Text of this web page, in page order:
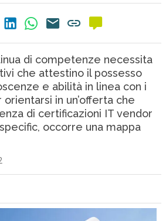
di competenze necessita
che attestino il possesso
e abilità in linea con i
orientarsi in un’offerta che
di certificazioni IT vendor
occorre una mappa